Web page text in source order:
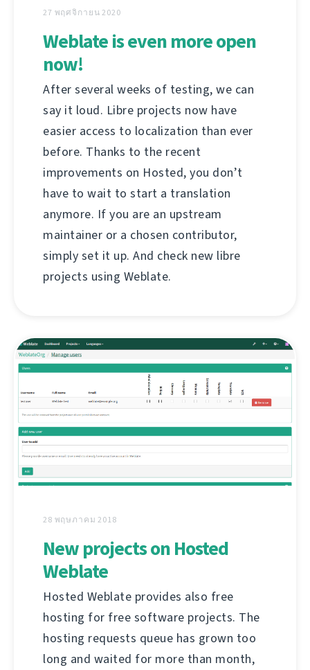
27 พฤศจิกายน 2020
Weblate is even more open
now!
After several weeks of testing, we can
say it loud. Libre projects now have
easier access to localization than ever
before. Thanks to the recent
improvements on Hosted, you don’t
have to wait to start a translation
anymore. If you are an upstream
maintainer or a chosen contributor,
simply set it up. And check new libre
projects using Weblate.
28 พฤษภาคม 2018
New projects on Hosted
Weblate
Hosted Weblate provides also free
hosting for free software projects. The
hosting requests queue has grown too
long and waited for more than month,